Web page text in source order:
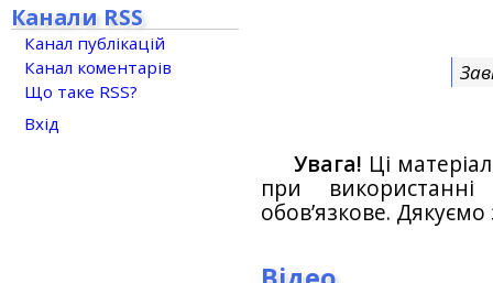
Увага! Ці
при
обов’язкове.
Канали RSS
Канал публікацій
Канал коментарів
Що таке RSS?
Вхід